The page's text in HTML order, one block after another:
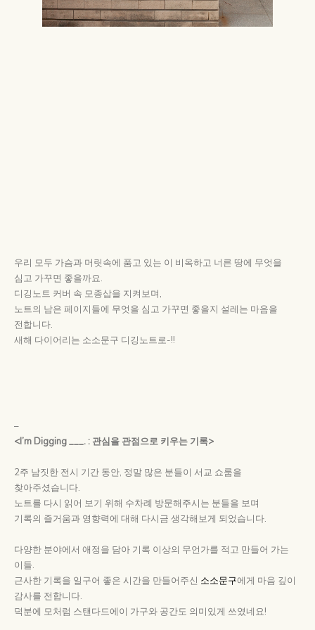
우리 모두 가슴과 머릿속에 품고 있는 이 비옥하고 너른 땅에 무엇을
심고 가꾸면 좋을까요.
디깅노트 커버 속 모종삽을 지켜보며,
노트의 남은 페이지들에 무엇을 심고 가꾸면 좋을지 설레는 마음을
전합니다.
새해 다이어리는 소소문구 디깅노트로-!!
–
<I’m Digging ___. : 관심을 관점으로 키우는 기록>
2주 남짓한 전시 기간 동안, 정말 많은 분들이 서교 쇼룸을
찾아주셨습니다.
노트를 다시 읽어 보기 위해 수차례 방문해주시는 분들을 보며
기록의 즐거움과 영향력에 대해 다시금 생각해보게 되었습니다.
다양한 분야에서 애정을 담아 기록 이상의 무언가를 적고 만들어 가는
이들.
근사한 기록을 일구어 좋은 시간을 만들어주신 소소문구에게 마음 깊이
감사를 전합니다.
덕분에 모처럼 스탠다드에이 가구와 공간도 의미있게 쓰였네요!